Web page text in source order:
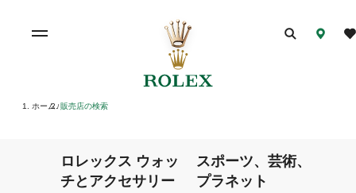
ホーム / 販売店の検索
ロレックス ウォッ
チとアクセサリー
スポーツ、芸術、
プラネット